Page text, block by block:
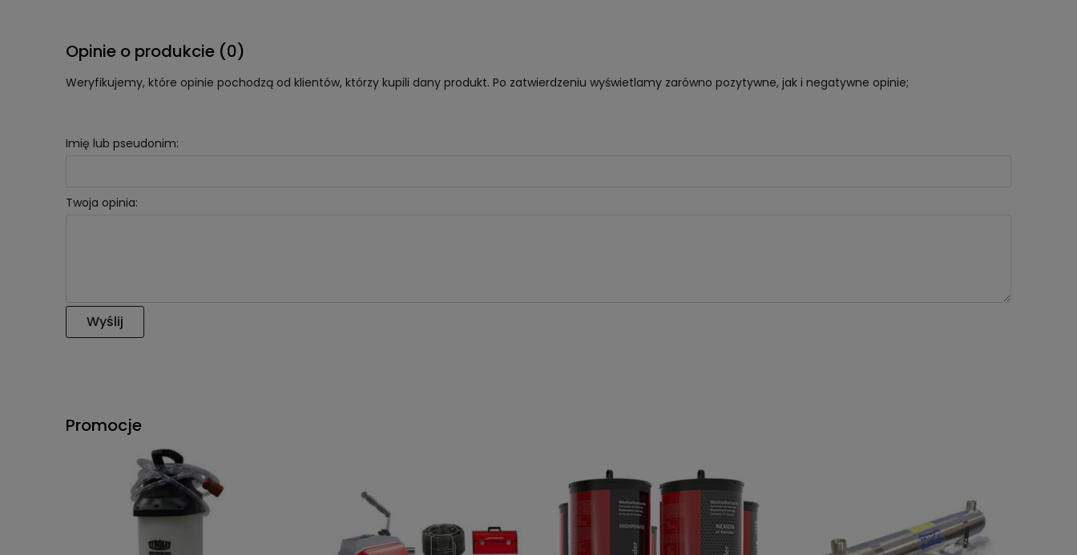
Opinie o produkcie (0)
Weryfikujemy, które opinie pochodzą od klientów, którzy kupili dany produkt. Po zatwierdzeniu wyświetlamy zarówno pozytywne, jak i negatywne opinie;
Imię lub pseudonim:
Twoja opinia:
Wyślij
Promocje